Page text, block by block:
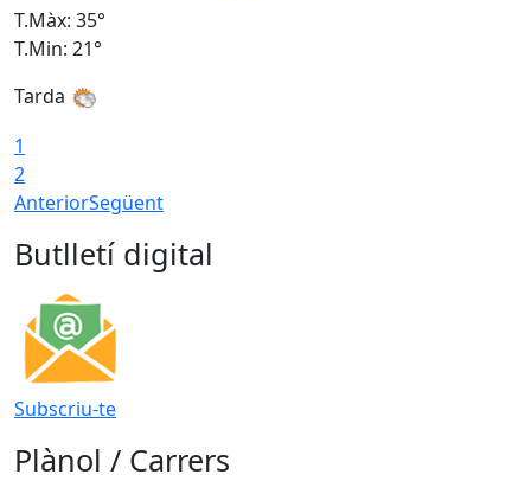
T.Màx: 35°
T.Min: 21°
Tarda
1
2
AnteriorSegüent
Butlletí digital
Subscriu-te
Plànol / Carrers